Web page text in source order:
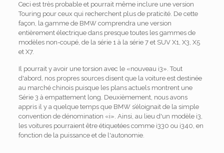
Ceci est très probable et pourrait même inclure une version
Touring pour ceux qui recherchent plus de praticité. De cette
façon, la gamme de BMW comprendra une version
entièrement électrique dans presque toutes les gammes de
modèles non-coupé, de la série 1 à la série 7 et SUV X1, X3, X5
et X7.
Il pourrait y avoir une torsion avec le «nouveau i3». Tout
d'abord, nos propres sources disent que la voiture est destinée
au marché chinois puisque les plans actuels montrent une
Série 3 à empattement long. Deuxièmement, nous avons
appris il y a quelque temps que BMW s’éloignait de la simple
convention de dénomination «i». Ainsi, au lieu d'un modèle i3,
les voitures pourraient être étiquetées comme i330 ou i340, en
fonction de la puissance et de l'autonomie.